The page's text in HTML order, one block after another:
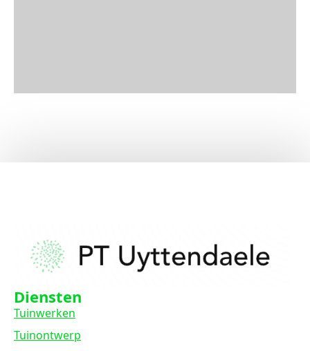
Diensten
Tuinwerken
Tuinontwerp